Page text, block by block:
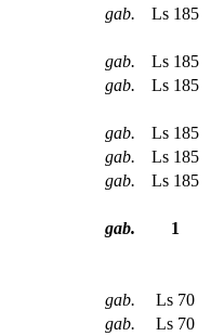
gab. Ls 185
gab. Ls 185
gab. Ls 185
gab. Ls 185
gab. Ls 185
gab. Ls 185
gab. 1
gab. Ls 70
gab. Ls 70